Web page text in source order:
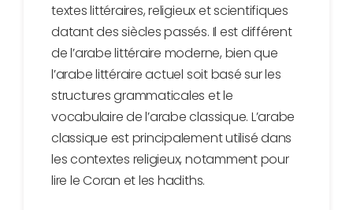
textes littéraires, religieux et scientifiques
datant des siècles passés. Il est différent
de l’arabe littéraire moderne, bien que
l’arabe littéraire actuel soit basé sur les
structures grammaticales et le
vocabulaire de l’arabe classique. L’arabe
classique est principalement utilisé dans
les contextes religieux, notamment pour
lire le Coran et les hadiths.